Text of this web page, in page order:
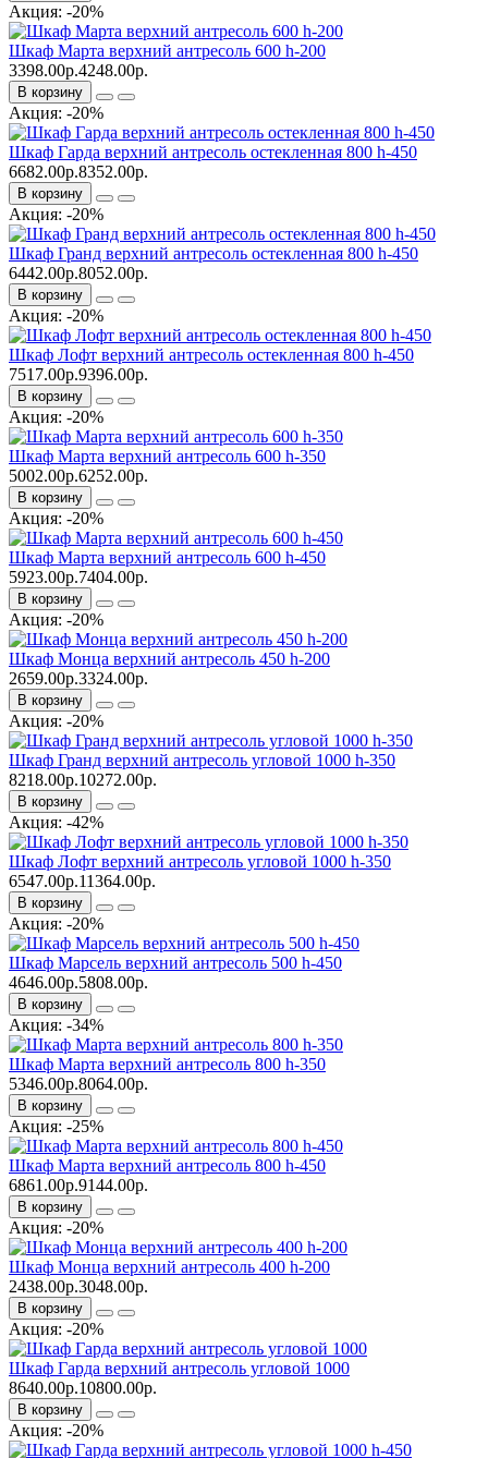
Акция: -20%
Шкаф Марта верхний антресоль 600 h-200
3398.00р.4248.00р.
В корзину
Акция: -20%
Шкаф Гарда верхний антресоль остекленная 800 h-450
6682.00р.8352.00р.
В корзину
Акция: -20%
Шкаф Гранд верхний антресоль остекленная 800 h-450
6442.00р.8052.00р.
В корзину
Акция: -20%
Шкаф Лофт верхний антресоль остекленная 800 h-450
7517.00р.9396.00р.
В корзину
Акция: -20%
Шкаф Марта верхний антресоль 600 h-350
5002.00р.6252.00р.
В корзину
Акция: -20%
Шкаф Марта верхний антресоль 600 h-450
5923.00р.7404.00р.
В корзину
Акция: -20%
Шкаф Монца верхний антресоль 450 h-200
2659.00р.3324.00р.
В корзину
Акция: -20%
Шкаф Гранд верхний антресоль угловой 1000 h-350
8218.00р.10272.00р.
В корзину
Акция: -42%
Шкаф Лофт верхний антресоль угловой 1000 h-350
6547.00р.11364.00р.
В корзину
Акция: -20%
Шкаф Марсель верхний антресоль 500 h-450
4646.00р.5808.00р.
В корзину
Акция: -34%
Шкаф Марта верхний антресоль 800 h-350
5346.00р.8064.00р.
В корзину
Акция: -25%
Шкаф Марта верхний антресоль 800 h-450
6861.00р.9144.00р.
В корзину
Акция: -20%
Шкаф Монца верхний антресоль 400 h-200
2438.00р.3048.00р.
В корзину
Акция: -20%
Шкаф Гарда верхний антресоль угловой 1000
8640.00р.10800.00р.
В корзину
Акция: -20%